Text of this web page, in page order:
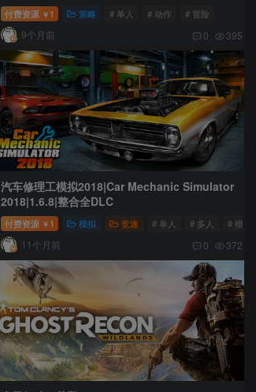
付费资源 ￥ 1 策略 # 单人 # 动作 # 冒险
9个月前 0 395
汽车修理工模拟2018|Car Mechanic Simulator
2018|1.6.8|整合全DLC
付费资源 ￥ 1 模拟 竞速 # 单人 # 多人 # 模拟
11个月前 0 372